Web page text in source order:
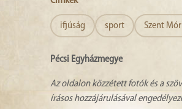
ifjúság sport Szent
Pécsi Egyházmegye
Az oldalon közzétett fotók és a
írásos hozzájárulásával